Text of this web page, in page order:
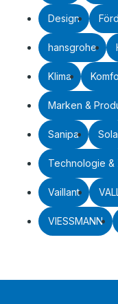
Design
hansgrohe
Klima
Marken &
Sanipa
Technologie &
Vaillant
VIESSMANN